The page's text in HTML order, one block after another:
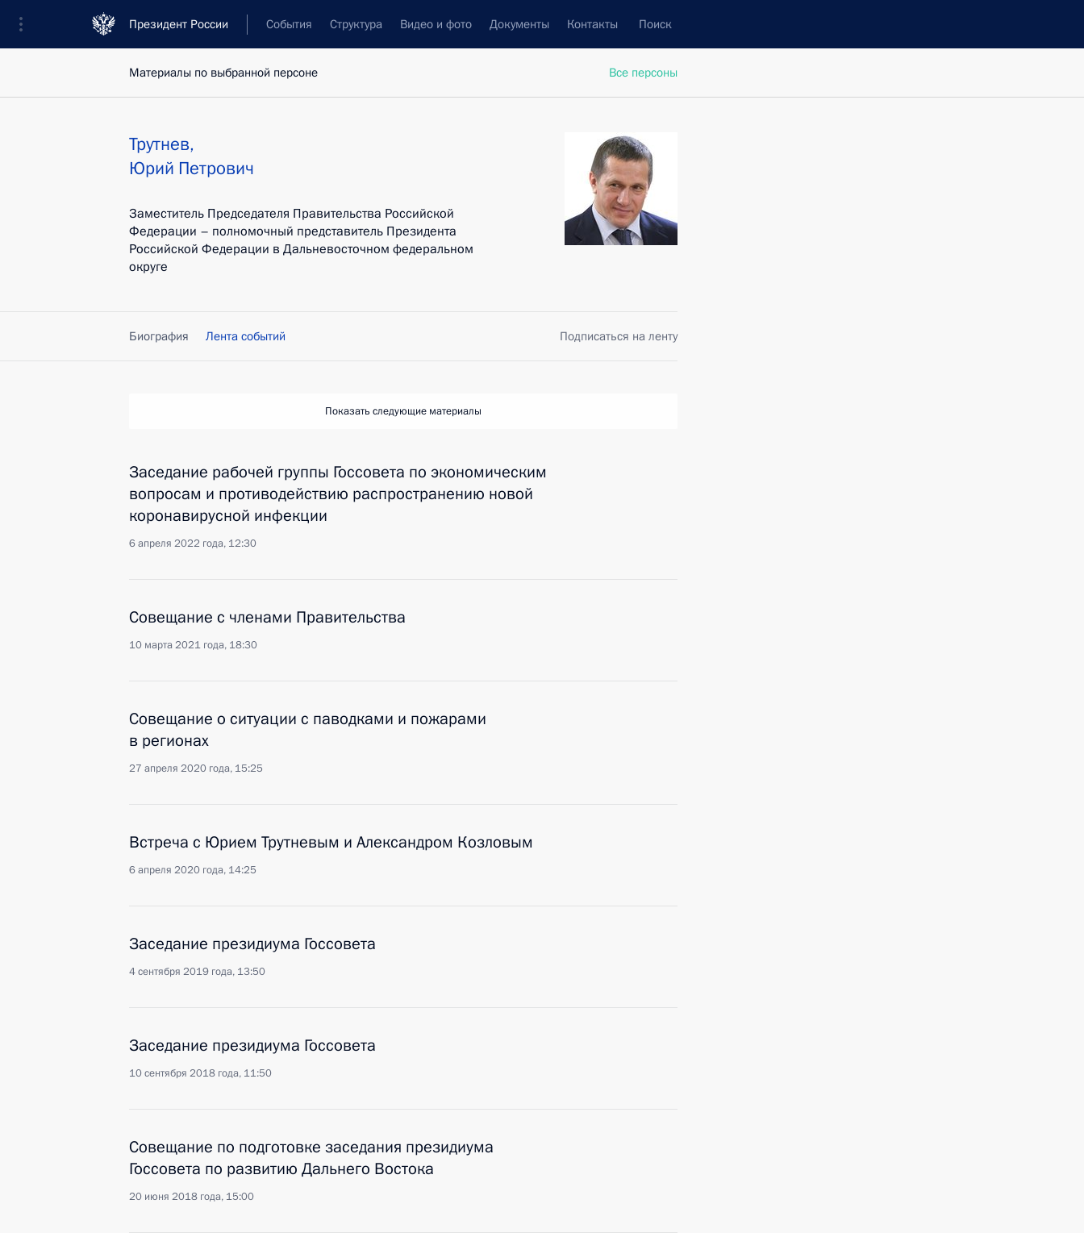
Президент России События Структура Видео и фото Документы Контакты Поиск
Все персоны
Материалы по выбранной персоне
Трутнев,
Юрий Петрович
Заместитель Председателя Правительства Российской
Федерации – полномочный представитель Президента
Российской Федерации в Дальневосточном федеральном
округе
Биография Лента событий Подписаться на ленту
Показать следующие материалы
Заседание рабочей группы Госсовета по экономическим
вопросам и противодействию распространению новой
коронавирусной инфекции
6 апреля 2022 года, 12:30
Совещание с членами Правительства
10 марта 2021 года, 18:30
Совещание о ситуации с паводками и пожарами
в регионах
27 апреля 2020 года, 15:25
Встреча с Юрием Трутневым и Александром Козловым
6 апреля 2020 года, 14:25
Заседание президиума Госсовета
4 сентября 2019 года, 13:50
Заседание президиума Госсовета
10 сентября 2018 года, 11:50
Совещание по подготовке заседания президиума
Госсовета по развитию Дальнего Востока
20 июня 2018 года, 15:00